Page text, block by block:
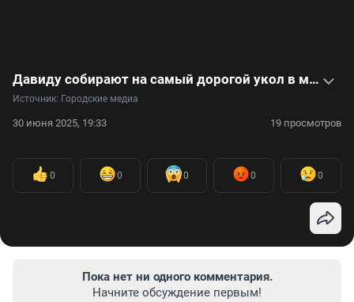
Давиду собирают на самый дорогой укол в мире. Он стоит 3 миллиона долларов. Видео
Источник: Городские медиа
30 июня 2025, 19:33 19 просмотров
0 0 0 0 0
Пока нет ни одного комментария.
Начните обсуждение первым!